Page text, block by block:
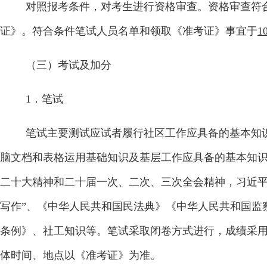
对照报考条件，对考生进行资格审查。资格审查
证》。符合条件笔试人员名单和领取《准考证》事宜于
（三）考试及加分
1 ．笔试
笔试主要测试应试者履行社区工作应具备的基本
脑文档和表格运用基础知识及基层工作应具备的基本知
二十大精神和二十届一次、二次、三次全会精神，习
写作”、《中华人民共和国民法典》《中华人民共和国
条例》、社工知识等。笔试采取闭卷方式进行，成绩采
体时间、地点以《准考证》为准。